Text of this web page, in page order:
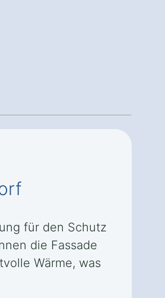
für den Schutz
die Fassade
Wärme, was